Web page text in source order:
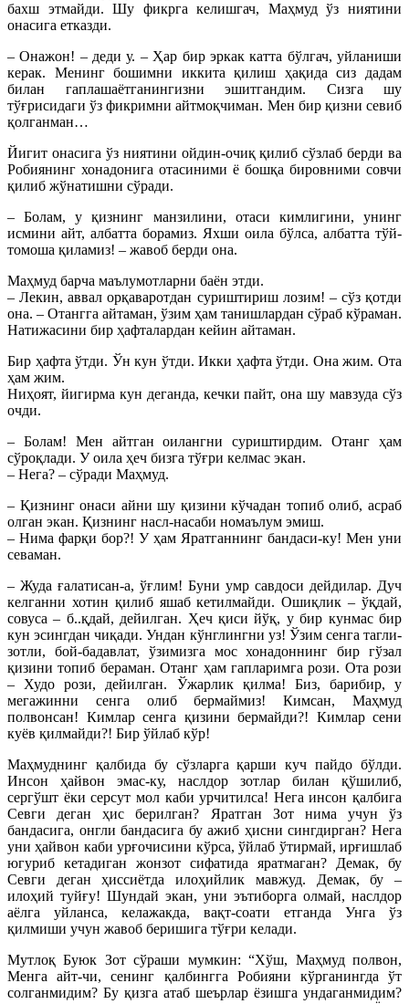
бахш этмайди. Шу фикрга келишгач, Маҳмуд ўз ниятини
онасига етказди.
– Онажон! – деди у. – Ҳар бир эркак катта бўлгач, уйланиши
керак. Менинг бошимни иккита қилиш ҳақида сиз дадам
билан гаплашаётганингизни эшитгандим. Сизга шу
тўғрисидаги ўз фикримни айтмоқчиман. Мен бир қизни севиб
қолганман…
Йигит онасига ўз ниятини ойдин-очиқ қилиб сўзлаб берди ва
Робиянинг хонадонига отасиними ё бошқа бировними совчи
қилиб жўнатишни сўради.
– Болам, у қизнинг манзилини, отаси кимлигини, унинг
исмини айт, албатта борамиз. Яхши оила бўлса, албатта тўй-
томоша қиламиз! – жавоб берди она.
Маҳмуд барча маълумотларни баён этди.
– Лекин, аввал орқаваротдан суриштириш лозим! – сўз қотди
она. – Отангга айтаман, ўзим ҳам танишлардан сўраб кўраман.
Натижасини бир ҳафталардан кейин айтаман.
Бир ҳафта ўтди. Ўн кун ўтди. Икки ҳафта ўтди. Она жим. Ота
ҳам жим.
Ниҳоят, йигирма кун деганда, кечки пайт, она шу мавзуда сўз
очди.
– Болам! Мен айтган оилангни суриштирдим. Отанг ҳам
сўроқлади. У оила ҳеч бизга тўғри келмас экан.
– Нега? – сўради Маҳмуд.
– Қизнинг онаси айни шу қизини кўчадан топиб олиб, асраб
олган экан. Қизнинг насл-насаби номаълум эмиш.
– Нима фарқи бор?! У ҳам Яратганнинг бандаси-ку! Мен уни
севаман.
– Жуда ғалатисан-а, ўғлим! Буни умр савдоси дейдилар. Дуч
келганни хотин қилиб яшаб кетилмайди. Ошиқлик – ўқдай,
совуса – б..қдай, дейилган. Ҳеч қиси йўқ, у бир кунмас бир
кун эсингдан чиқади. Ундан кўнглингни уз! Ўзим сенга тагли-
зотли, бой-бадавлат, ўзимизга мос хонадоннинг бир гўзал
қизини топиб бераман. Отанг ҳам гапларимга рози. Ота рози
– Худо рози, дейилган. Ўжарлик қилма! Биз, барибир, у
мегажинни сенга олиб бермаймиз! Кимсан, Маҳмуд
полвонсан! Кимлар сенга қизини бермайди?! Кимлар сени
куёв қилмайди?! Бир ўйлаб кўр!
Маҳмуднинг қалбида бу сўзларга қарши куч пайдо бўлди.
Инсон ҳайвон эмас-ку, наслдор зотлар билан қўшилиб,
сергўшт ёки серсут мол каби урчитилса! Нега инсон қалбига
Севги деган ҳис берилган? Яратган Зот нима учун ўз
бандасига, онгли бандасига бу ажиб ҳисни сингдирган? Нега
уни ҳайвон каби урғочисини кўрса, ўйлаб ўтирмай, ирғишлаб
югуриб кетадиган жонзот сифатида яратмаган? Демак, бу
Севги деган ҳиссиётда илоҳийлик мавжуд. Демак, бу –
илоҳий туйғу! Шундай экан, уни эътиборга олмай, наслдор
аёлга уйланса, келажакда, вақт-соати етганда Унга ўз
қилмиши учун жавоб беришига тўғри келади.
Мутлоқ Буюк Зот сўраши мумкин: “Хўш, Маҳмуд полвон,
Менга айт-чи, сенинг қалбингга Робияни кўрганингда ўт
солганмидим? Бу қизга атаб шеърлар ёзишга ундаганмидим?